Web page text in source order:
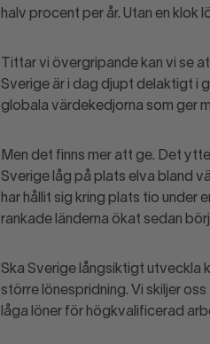
halv procent per år. Utan en klok
Tittar vi övergripande kan vi se
Sverige är i dag djupt delaktigt i
globala värdekedjorna som ger
Men det finns mer att ge. Det
Sverige låg på plats elva bland
har hållit sig kring plats tio under
rankade länderna ökat sedan
Ska Sverige långsiktigt utveckla
större lönespridning. Vi skiljer
låga löner för högkvalificerad